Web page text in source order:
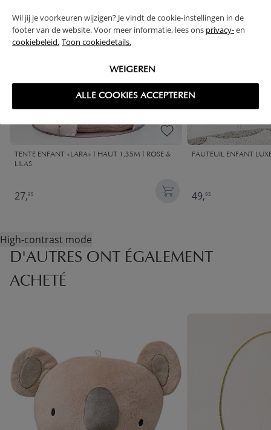
Wil jij je voorkeuren wijzigen? Je vindt de cookie-instellingen in de
footer van de website. Voor meer informatie, lees ons privacy-en
cookiebeleid. Toon cookiedetails.
WEIGEREN
ALLE COOKIES ACCEPTEREN
TENTE ENFANT «LARA» | HAUT 1,35M | ROSE &
LILAS
27,95
FAUTEUIL ENFANT
49,95
High-contrast mode
D'AUTRES ONT ÉGALEMENT
ACHETÉ